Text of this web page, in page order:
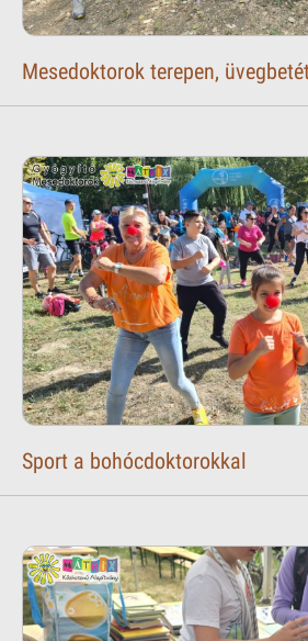
Mesedoktorok terepen,
Sport a bohócdoktorokkal